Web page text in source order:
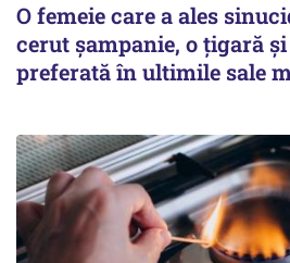
O femeie care a ales
cerut șampanie, o țigară
preferată în ultimile sale